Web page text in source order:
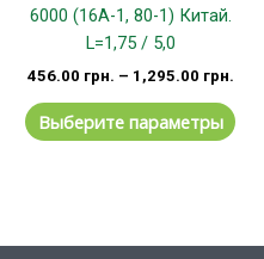
6000 (16А-1, 80-1) Китай.
L=1,75 / 5,0
456.00 грн. – 1,295.00 грн.
Выберите параметры